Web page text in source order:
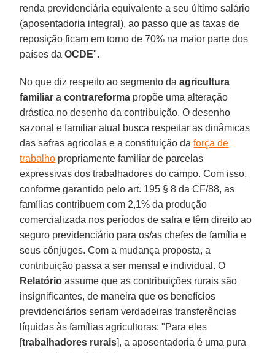
renda previdenciária equivalente a seu último salário
(aposentadoria integral), ao passo que as taxas de
reposição ficam em torno de 70% na maior parte dos
países daOCDE".
No que diz respeito ao segmento daagricultura
familiar acontrareforma propõe uma alteração
drástica no desenho da contribuição. O desenho
sazonal e familiar atual busca respeitar as dinâmicas
das safras agrícolas e a constituição daforça de
trabalho propriamente familiar de parcelas
expressivas dos trabalhadores do campo. Com isso,
conforme garantido pelo art. 195 § 8 da CF/88, as
famílias contribuem com 2,1% da produção
comercializada nos períodos de safra e têm direito ao
seguro previdenciário para os/as chefes de família e
seus cônjuges. Com a mudança proposta, a
contribuição passa a ser mensal e individual. O
Relatório assume que as contribuições rurais são
insignificantes, de maneira que os benefícios
previdenciários seriam verdadeiras transferências
líquidas às famílias agricultoras: "Para eles
[trabalhadores rurais], a aposentadoria é uma pura